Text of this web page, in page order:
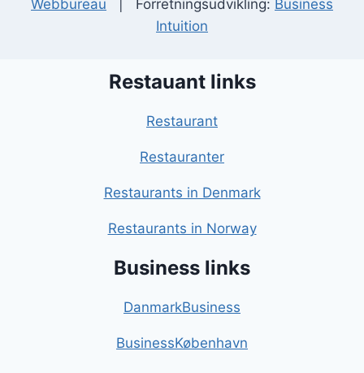
Webbureau | Forretningsudvikling: Business
Intuition
Restauant links
Restaurant
Restauranter
Restaurants in Denmark
Restaurants in Norway
Business links
DanmarkBusiness
BusinessKøbenhavn